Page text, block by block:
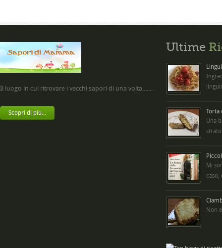
Il luogo in cui ritrovare i vecchi sapori di una volta.......
Scopri di più...
Ultime
Torta
Una
Mi
caso,
Non